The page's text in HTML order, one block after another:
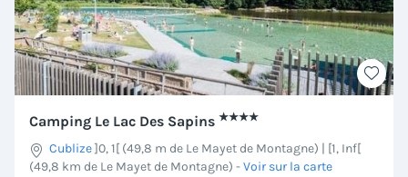
Camping Le Lac Des Sapins ★★★★
Cublize]0, 1[ (49,8 m de Le Mayet de Montagne) | [1, Inf[
(49,8 km de Le Mayet de Montagne) -Voir sur la carte